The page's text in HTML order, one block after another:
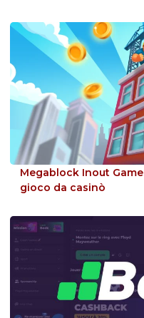
Megablock Inout
gioco da casinò